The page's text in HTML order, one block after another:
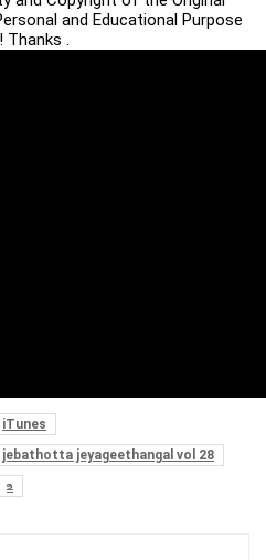
and Educational Purpose
Thanks .
iTunes
jebathotta jeyageethangal vol 28
உ